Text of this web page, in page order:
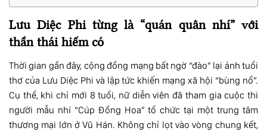
Lưu Diệc Phi từng là “quán quân nhí” với
thần thái hiếm có
Thời gian gần đây, cộng đồng mạng bất ngờ “đào” lại ảnh tuổi
thơ của Lưu Diệc Phi và lập tức khiến mạng xã hội “bùng nổ”.
Cụ thể, khi chỉ mới 8 tuổi, nữ diễn viên đã tham gia cuộc thi
người mẫu nhí “Cúp Đồng Hoa” tổ chức tại một trung tâm
thương mại lớn ở Vũ Hán. Không chỉ lọt vào vòng chung kết,